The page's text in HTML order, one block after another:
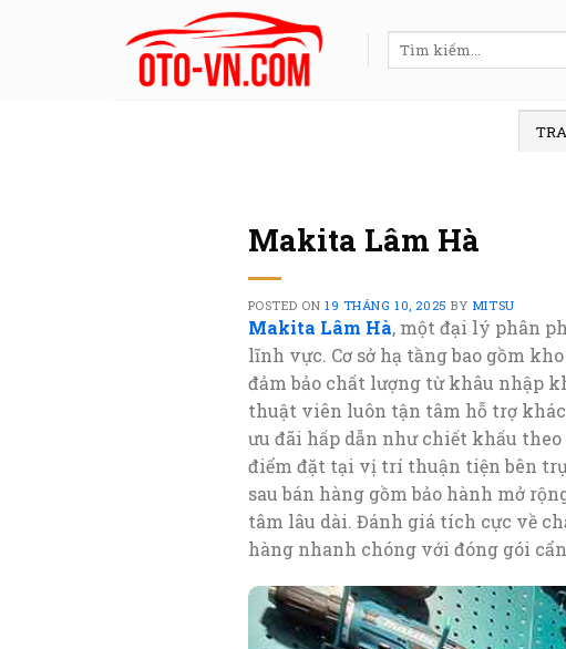
Tìm
kiếm:
Makita Lâm Hà
POSTED ON19 THÁNG 10, 2025 BY MITSU
Makita Lâm Hà, một đại lý phân
lĩnh vực. Cơ sở hạ tầng bao gồm
đảm bảo chất lượng từ khâu nhập
thuật viên luôn tận tâm hỗ trợ
ưu đãi hấp dẫn như chiết khấu
điểm đặt tại vị trí thuận tiện bên
sau bán hàng gồm bảo hành mở
tâm lâu dài. Đánh giá tích cực về
hàng nhanh chóng với đóng gói